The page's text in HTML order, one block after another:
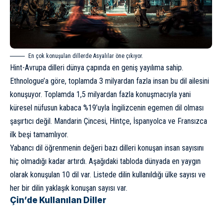
En çok konuşulan dillerde Asyalılar öne çıkıyor.
Hint-Avrupa dilleri dünya çapında en geniş yayılıma sahip.
Ethnologue’a göre, toplamda 3 milyardan fazla insan bu dil ailesini
konuşuyor. Toplamda 1,5 milyardan fazla konuşmacıyla yani
küresel nüfusun kabaca %19’uyla İngilizcenin egemen dil olması
şaşırtıcı değil. Mandarin Çincesi, Hintçe, İspanyolca ve Fransızca
ilk beşi tamamlıyor.
Yabancı dil öğrenmenin değeri bazı dilleri konuşan insan sayısını
hiç olmadığı kadar artırdı. Aşağıdaki tabloda dünyada en yaygın
olarak konuşulan 10 dil var. Listede dilin kullanıldığı ülke sayısı ve
her bir dilin yaklaşık konuşan sayısı var.
Çin’de Kullanılan Diller